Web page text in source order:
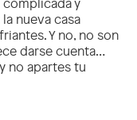
nueva casa
Y no, no son
darse cuenta…
no apartes tu